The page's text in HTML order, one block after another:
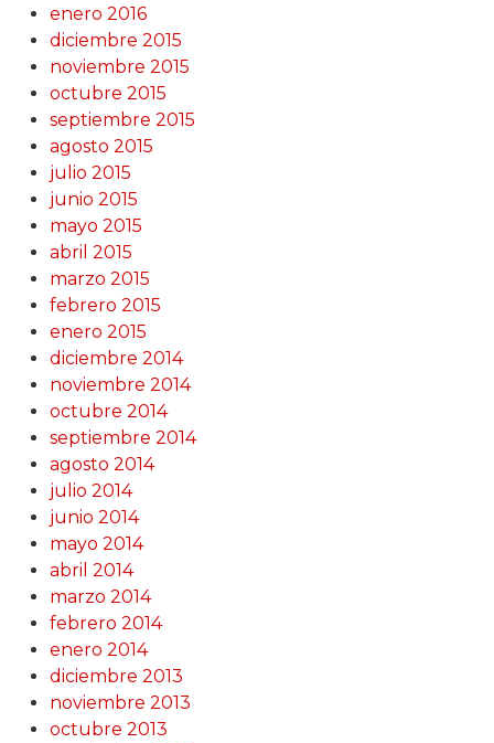
enero 2016
diciembre 2015
noviembre 2015
octubre 2015
septiembre 2015
agosto 2015
julio 2015
junio 2015
mayo 2015
abril 2015
marzo 2015
febrero 2015
enero 2015
diciembre 2014
noviembre 2014
octubre 2014
septiembre 2014
agosto 2014
julio 2014
junio 2014
mayo 2014
abril 2014
marzo 2014
febrero 2014
enero 2014
diciembre 2013
noviembre 2013
octubre 2013